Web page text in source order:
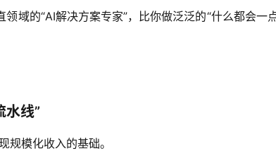
域的“AI解决方案专家”，比你做泛泛的“什么都会一
水线”
规模化收入的基础。